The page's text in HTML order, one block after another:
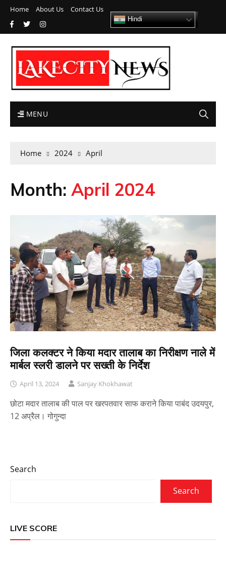
Home About Us Contact Us
Hindi
MENU
Home 2024 April
Month: April 2024
जिला कलक्टर ने किया मदार तालाब का निरीक्षण नाले में
मार्बल स्लरी डालने पर सख्ती के निर्देश
April 13, 2024 Sanjay Khokhawat
छोटा मदार तालाब की पाल पर खरपतवार साफ कराने किया पाबंद उदयपुर,
12 अप्रैल। गोगुन्दा
Search
Search
LIVE SCORE